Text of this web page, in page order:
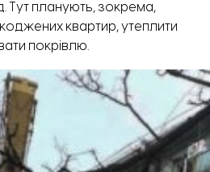
Тут планують, зокрема,
квартир, утеплити
покрівлю.